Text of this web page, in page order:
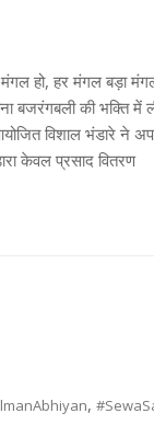
हो, हर मंगल बड़ा
बजरंगबली की भक्ति में
विशाल भंडारे ने
केवल प्रसाद वितरण
,